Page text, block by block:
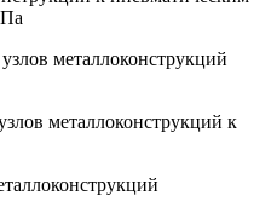
металлоконструкций
металлоконструкций к